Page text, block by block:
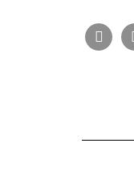
FOLLOW
US